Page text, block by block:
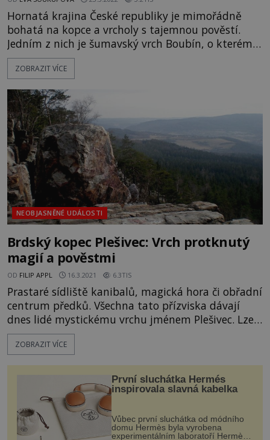
Hornatá krajina České republiky je mimořádně
bohatá na kopce a vrcholy s tajemnou pověstí.
Jedním z nich je šumavský vrch Boubín, o kterém
se vypráví celá řada pověstí. Zjevuje se tam prý
několik děsivých přízraků, které hlídají poklady
dnes především svým pralesem, byla odedávna
tajemným místem opředeným mnoha
ZOBRAZIT VÍCE
NEOBJASNĚNÉ UDÁLOSTI
Brdský kopec Plešivec: Vrch protknutý
magií a pověstmi
OD FILIP APPL 16.3.2021 6.3TIS
Prastaré sídliště kanibalů, magická hora či obřadní
centrum předků. Všechna tato přízviska dávají
dnes lidé mystickému vrchu jménem Plešivec. Lze
ho najít v oblasti Středních Brd, v divoké a rozlehlé
přírodě, která sama o sobě působí velmi silnou
skály a suťové pole, z té druhé pak hustý les. Dnes
už víme, že dří
ZOBRAZIT VÍCE
První sluchátka Hermés
inspirovala slavná kabelka
Vůbec první sluchátka od módního
domu Hermès byla vyrobena
experimentálním laboratoří Hermès